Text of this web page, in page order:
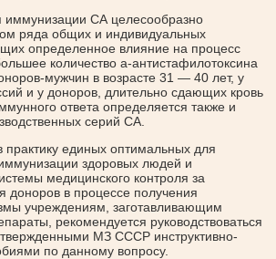
иммунизации СА целесообразно
ряда общих и индивидуальных
определенное влияние на процесс
количество а-антистафилотоксина
мужчин в возрасте 31 — 40 лет, у
и у доноров, длительно сдающих кровь
ответа определяется также и
серий СА.
практику единых оптимальных для
здоровых людей и
медицинского контроля за
доноров в процессе получения
учреждениям, заготавливающим
рекомендуется руководствоваться
МЗ СССР инструктивно-
по данному вопросу.